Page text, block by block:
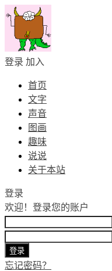
登录 加入
首页
文字
声音
图画
趣味
说说
关于本站
登录
欢迎！ 登录您的账户
忘记密码？